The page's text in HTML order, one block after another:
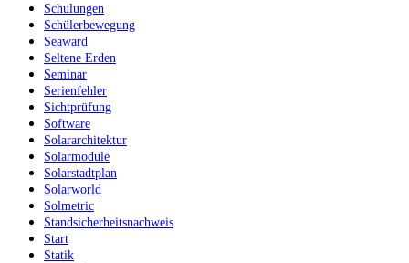
Schulungen
Schülerbewegung
Seaward
Seltene Erden
Seminar
Serienfehler
Sichtprüfung
Software
Solararchitektur
Solarmodule
Solarstadtplan
Solarworld
Solmetric
Standsicherheitsnachweis
Start
Statik